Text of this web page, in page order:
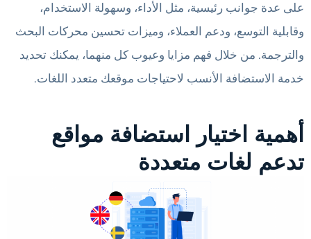
على عدة جوانب رئيسية، مثل الأداء، وسهولة الاستخدام،
وقابلية التوسع، ودعم العملاء، وميزات تحسين محركات البحث
والترجمة. من خلال فهم مزايا وعيوب كل منهما، يمكنك تحديد
خدمة الاستضافة الأنسب لاحتياجات موقعك متعدد اللغات.
أهمية اختيار استضافة مواقع
تدعم لغات متعددة